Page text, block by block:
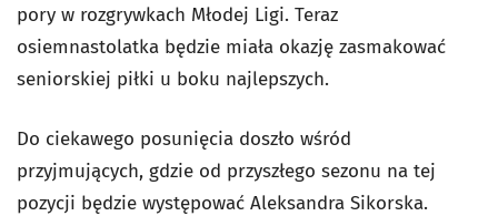
pory w rozgrywkach Młodej Ligi. Teraz
osiemnastolatka będzie miała okazję zasmakować
seniorskiej piłki u boku najlepszych.
Do ciekawego posunięcia doszło wśród
przyjmujących, gdzie od przyszłego sezonu na tej
pozycji będzie występować Aleksandra Sikorska.